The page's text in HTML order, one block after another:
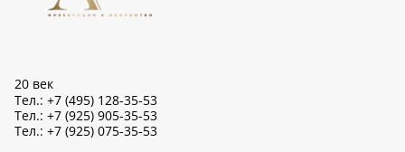
20 век
Тел.: +7 (495) 128-35-53
Тел.: +7 (925) 905-35-53
Тел.: +7 (925) 075-35-53